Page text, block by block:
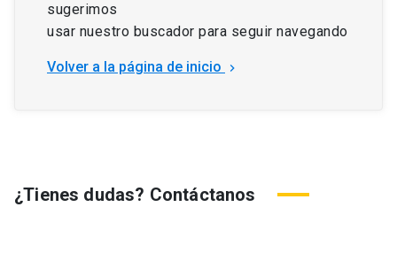
sugerimos
usar nuestro buscador para seguir navegando
Volver a la página de inicio keyboard_arrow_right
¿Tienes dudas? Contáctanos